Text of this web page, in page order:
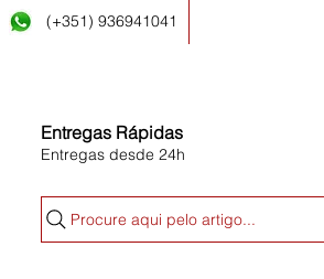
(+351) 936941041
Entregas Rápidas
Entregas desde 24h
Procure aqui pelo artigo...